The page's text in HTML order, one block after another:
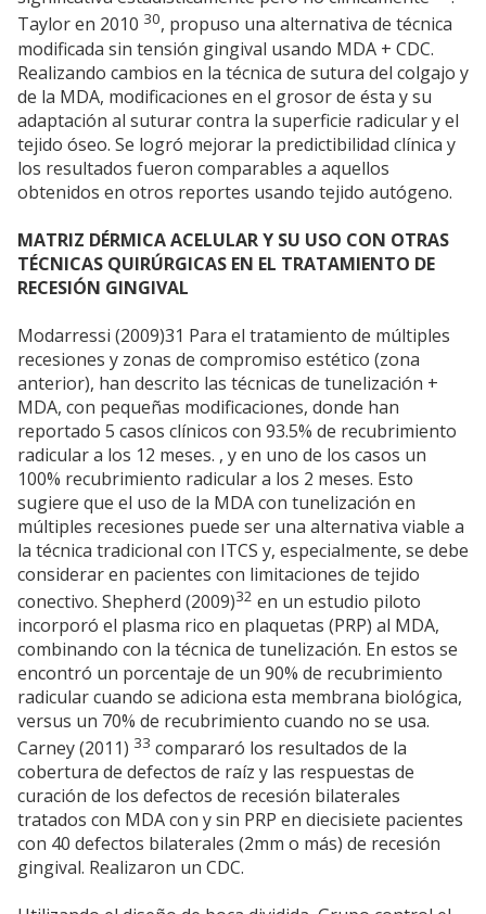
Taylor en 2010 30, propuso una alternativa de técnica
modificada sin tensión gingival usando MDA + CDC.
Realizando cambios en la técnica de sutura del colgajo y
de la MDA, modificaciones en el grosor de ésta y su
adaptación al suturar contra la superficie radicular y el
tejido óseo. Se logró mejorar la predictibilidad clínica y
los resultados fueron comparables a aquellos
obtenidos en otros reportes usando tejido autógeno.
MATRIZ DÉRMICA ACELULAR Y SU USO CON OTRAS
TÉCNICAS QUIRÚRGICAS EN EL TRATAMIENTO DE
RECESIÓN GINGIVAL
Modarressi (2009)31 Para el tratamiento de múltiples
recesiones y zonas de compromiso estético (zona
anterior), han descrito las técnicas de tunelización +
MDA, con pequeñas modificaciones, donde han
reportado 5 casos clínicos con 93.5% de recubrimiento
radicular a los 12 meses. , y en uno de los casos un
100% recubrimiento radicular a los 2 meses. Esto
sugiere que el uso de la MDA con tunelización en
múltiples recesiones puede ser una alternativa viable a
la técnica tradicional con ITCS y, especialmente, se debe
considerar en pacientes con limitaciones de tejido
conectivo. Shepherd (2009)32 en un estudio piloto
incorporó el plasma rico en plaquetas (PRP) al MDA,
combinando con la técnica de tunelización. En estos se
encontró un porcentaje de un 90% de recubrimiento
radicular cuando se adiciona esta membrana biológica,
versus un 70% de recubrimiento cuando no se usa.
Carney (2011) 33 compararó los resultados de la
cobertura de defectos de raíz y las respuestas de
curación de los defectos de recesión bilaterales
tratados con MDA con y sin PRP en diecisiete pacientes
con 40 defectos bilaterales (2mm o más) de recesión
gingival. Realizaron un CDC.